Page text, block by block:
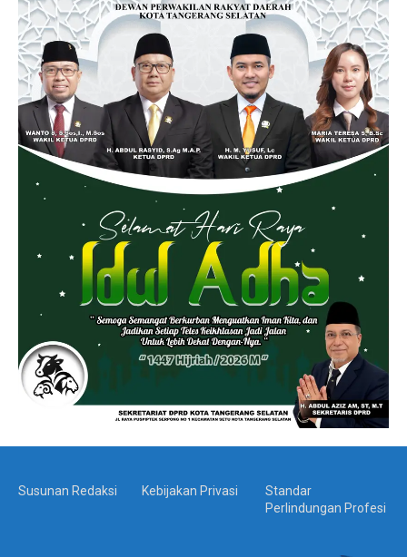
Susunan Redaksi Kebijakan Privasi
Standar
Perlindungan Profesi